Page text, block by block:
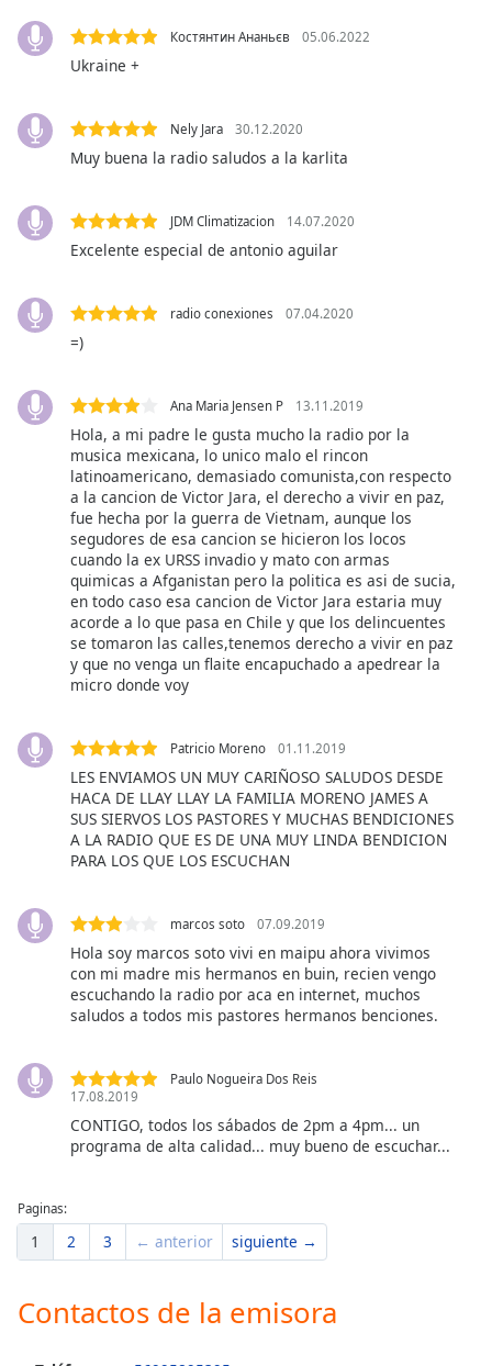
selected
Picture-
This
modal
window.
dialog
Opacity
Background
Opacity
Color
Size
Edge
Style
Костянтин Ананьєв 05.06.2022
Ukraine +
Nely Jara 30.12.2020
Muy buena la radio saludos a la karlita
JDM Climatizacion 14.07.2020
Excelente especial de antonio aguilar
radio conexiones 07.04.2020
=)
Ana Maria Jensen P 13.11.2019
Hola, a mi padre le gusta mucho la radio por la
musica mexicana, lo unico malo el rincon
latinoamericano, demasiado comunista,con respecto
a la cancion de Victor Jara, el derecho a vivir en paz,
fue hecha por la guerra de Vietnam, aunque los
segudores de esa cancion se hicieron los locos
cuando la ex URSS invadio y mato con armas
quimicas a Afganistan pero la politica es asi de sucia,
en todo caso esa cancion de Victor Jara estaria muy
acorde a lo que pasa en Chile y que los delincuentes
se tomaron las calles,tenemos derecho a vivir en paz
y que no venga un flaite encapuchado a apedrear la
micro donde voy
Patricio Moreno 01.11.2019
LES ENVIAMOS UN MUY CARIÑOSO SALUDOS DESDE
HACA DE LLAY LLAY LA FAMILIA MORENO JAMES A
SUS SIERVOS LOS PASTORES Y MUCHAS BENDICIONES
A LA RADIO QUE ES DE UNA MUY LINDA BENDICION
PARA LOS QUE LOS ESCUCHAN
marcos soto 07.09.2019
Hola soy marcos soto vivi en maipu ahora vivimos
con mi madre mis hermanos en buin, recien vengo
escuchando la radio por aca en internet, muchos
saludos a todos mis pastores hermanos benciones.
Paulo Nogueira Dos Reis
17.08.2019
CONTIGO, todos los sábados de 2pm a 4pm... un
programa de alta calidad... muy bueno de escuchar...
Paginas:
1 2 3 ← anterior siguiente →
Contactos de la emisora